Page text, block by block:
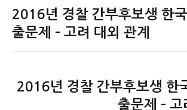
탐
색
이
전
2016년 경찰 간부후보생 한
출문제 – 고려 대외 관계
다2016년 경찰 간부후보생 한
출문제 –